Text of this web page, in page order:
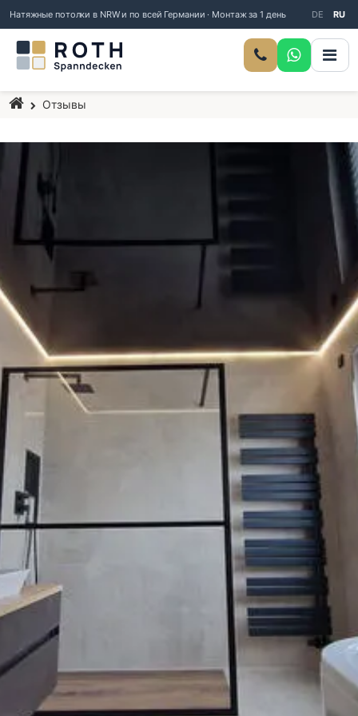
Натяжные потолки в NRW и по всей Германии · Монтаж за 1 день DE RU
Главная страница
Отзывы